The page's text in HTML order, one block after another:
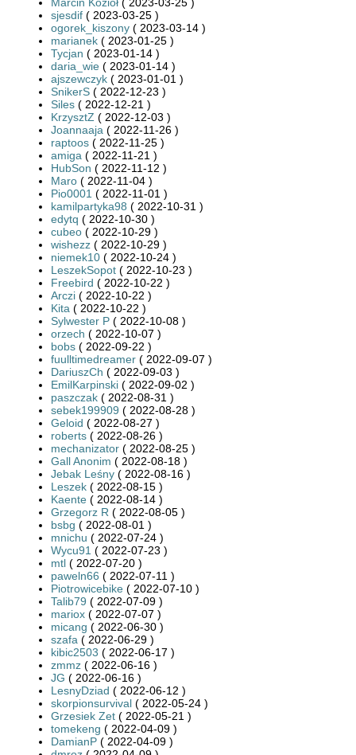
sjesdif ( 2023-03-25 )
ogorek_kiszony ( 2023-03-14 )
marianek ( 2023-01-25 )
Tycjan ( 2023-01-14 )
daria_wie ( 2023-01-14 )
ajszewczyk ( 2023-01-01 )
SnikerS ( 2022-12-23 )
Siles ( 2022-12-21 )
KrzysztZ ( 2022-12-03 )
Joannaaja ( 2022-11-26 )
raptoos ( 2022-11-25 )
amiga ( 2022-11-21 )
HubSon ( 2022-11-12 )
Maro ( 2022-11-04 )
Pio0001 ( 2022-11-01 )
kamilpartyka98 ( 2022-10-31 )
edytq ( 2022-10-30 )
cubeo ( 2022-10-29 )
wishezz ( 2022-10-29 )
niemek10 ( 2022-10-24 )
LeszekSopot ( 2022-10-23 )
Freebird ( 2022-10-22 )
Arczi ( 2022-10-22 )
Kita ( 2022-10-22 )
Sylwester P ( 2022-10-08 )
orzech ( 2022-10-07 )
bobs ( 2022-09-22 )
fuulltimedreamer ( 2022-09-07 )
DariuszCh ( 2022-09-03 )
EmilKarpinski ( 2022-09-02 )
paszczak ( 2022-08-31 )
sebek199909 ( 2022-08-28 )
Geloid ( 2022-08-27 )
roberts ( 2022-08-26 )
mechanizator ( 2022-08-25 )
Gall Anonim ( 2022-08-18 )
Jebak Leśny ( 2022-08-16 )
Leszek ( 2022-08-15 )
Kaente ( 2022-08-14 )
Grzegorz R ( 2022-08-05 )
bsbg ( 2022-08-01 )
mnichu ( 2022-07-24 )
Wycu91 ( 2022-07-23 )
mtl ( 2022-07-20 )
paweln66 ( 2022-07-11 )
Piotrowicebike ( 2022-07-10 )
Talib79 ( 2022-07-09 )
mariox ( 2022-07-07 )
micang ( 2022-06-30 )
szafa ( 2022-06-29 )
kibic2503 ( 2022-06-17 )
zmmz ( 2022-06-16 )
JG ( 2022-06-16 )
LesnyDziad ( 2022-06-12 )
skorpionsurvival ( 2022-05-24 )
Grzesiek Zet ( 2022-05-21 )
tomekeng ( 2022-04-09 )
DamianP ( 2022-04-09 )